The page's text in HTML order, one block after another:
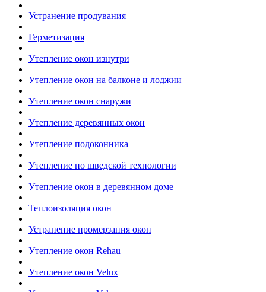
Устранение продувания
Герметизация
Утепление окон изнутри
Утепление окон на балконе и лоджии
Утепление окон снаружи
Утепление деревянных окон
Утепление подоконника
Утепление по шведской технологии
Утепление окон в деревянном доме
Теплоизоляция окон
Устранение промерзания окон
Утепление окон Rehau
Утепление окон Velux